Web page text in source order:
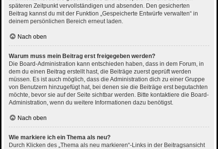
späteren Zeitpunkt vervollständigen und absenden. Den gesicherten
Beitrag kannst du mit der Funktion „Gespeicherte Entwürfe verwalten“ in
deinem persönlichen Bereich erneut laden.
Nach oben
Warum muss mein Beitrag erst freigegeben werden?
Die Board-Administration kann entschieden haben, dass in dem Forum, in
dem du einen Beitrag erstellt hast, die Beiträge zuerst geprüft werden
müssen. Es ist auch möglich, dass die Administration dich zu einer Gruppe
von Benutzern hinzugefügt hat, bei denen sie die Beiträge erst begutachten
möchte, bevor sie auf der Seite sichtbar werden. Bitte kontaktiere die Board-
Administration, wenn du weitere Informationen dazu benötigst.
Nach oben
Wie markiere ich ein Thema als neu?
Durch Klicken des „Thema als neu markieren“-Links in der Beitragsansicht